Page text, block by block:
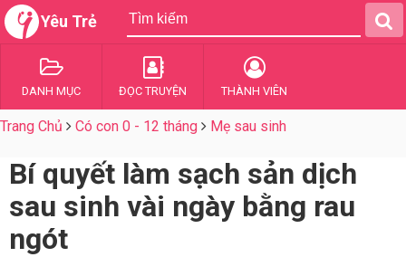
Yêu Trẻ
DANH MỤC ĐỌC TRUYỆN THÀNH VIÊN
Trang Chủ Có con 0 - 12 tháng Mẹ sau sinh
Bí quyết làm sạch sản dịch
sau sinh vài ngày bằng rau
ngót